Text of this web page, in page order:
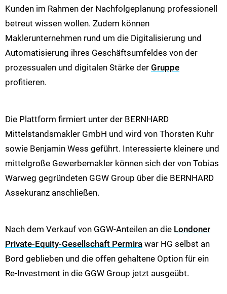
Kunden im Rahmen der Nachfolgeplanung professionell
betreut wissen wollen. Zudem können
Maklerunternehmen rund um die Digitalisierung und
Automatisierung ihres Geschäftsumfeldes von der
prozessualen und digitalen Stärke der Gruppe
profitieren.
Die Plattform firmiert unter der BERNHARD
Mittelstandsmakler GmbH und wird von Thorsten Kuhr
sowie Benjamin Wess geführt. Interessierte kleinere und
mittelgroße Gewerbemakler können sich der von Tobias
Warweg gegründeten GGW Group über die BERNHARD
Assekuranz anschließen.
Nach dem Verkauf von GGW-Anteilen an die Londoner
Private-Equity-Gesellschaft Permira war HG selbst an
Bord geblieben und die offen gehaltene Option für ein
Re-Investment in die GGW Group jetzt ausgeübt.